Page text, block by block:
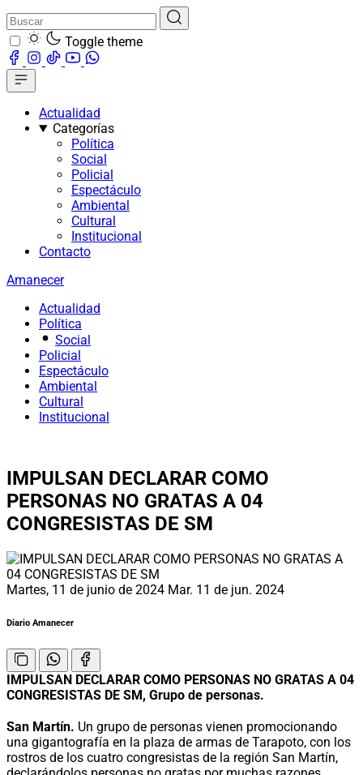
Toggle theme
Actualidad
Categorías
Política
Social
Policial
Espectáculo
Ambiental
Cultural
Institucional
Contacto
Amanecer
Actualidad
Política
Social
Policial
Espectáculo
Ambiental
Cultural
Institucional
IMPULSAN DECLARAR COMO
PERSONAS NO GRATAS A 04
CONGRESISTAS DE SM
Martes, 11 de junio de 2024 Mar. 11 de jun. 2024
Diario Amanecer
IMPULSAN DECLARAR COMO PERSONAS NO GRATAS A 04
CONGRESISTAS DE SM, Grupo de personas.
San Martín. Un grupo de personas vienen promocionando
una gigantografía en la plaza de armas de Tarapoto, con los
rostros de los cuatro congresistas de la región San Martín,